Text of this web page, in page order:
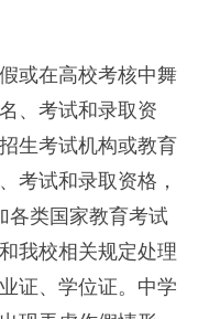
或在高校考核中舞
、考试和录取资
生考试机构或教育
考试和录取资格，
各类国家教育考试
我校相关规定处理
证、学位证。中学